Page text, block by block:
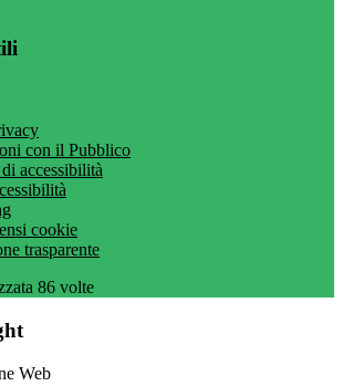
con il Pubblico
accessibilità
cookie
trasparente
86 volte